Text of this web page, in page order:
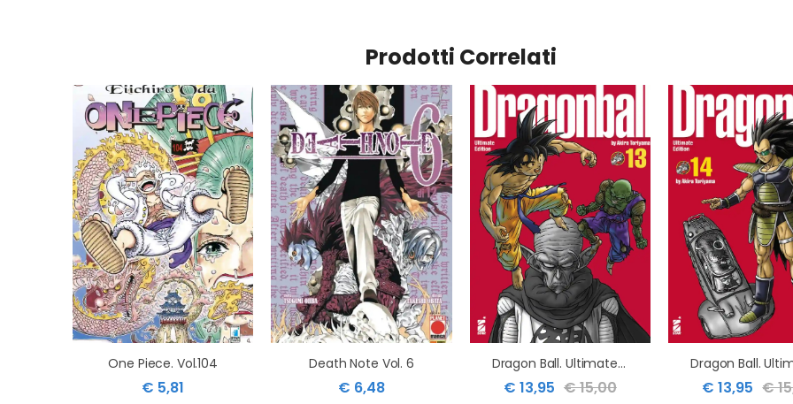
Prodotti Correlati
One Piece. Vol.104
€ 5,81
Death Note Vol. 6
€ 6,48
Dragon Ball. Ultimate Edition. Vol. 13
€ 13,95 € 15,00 € 13,95 €